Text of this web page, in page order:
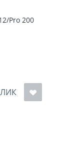
Pro 200